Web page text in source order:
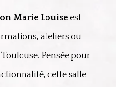
Marie Louise est
ateliers ou
Pensée pour
cette salle